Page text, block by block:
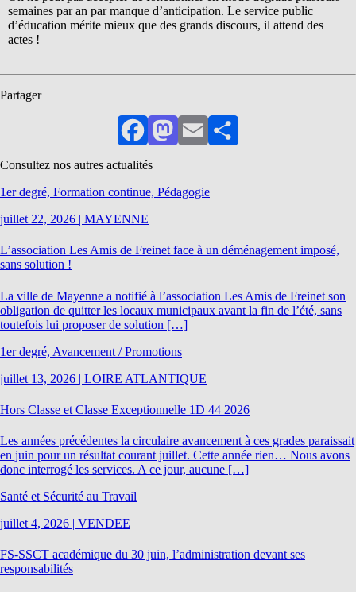
semaines par an par manque d’anticipation. Le service public
d’éducation mérite mieux que des grands discours, il attend des
actes !
Partager
FacebookMastodon
EmailPartager
Consultez nos autres actualités
1er degré, Formation continue, Pédagogie
juillet 22, 2026 | MAYENNE
L’association Les Amis de Freinet face à un déménagement imposé,
sans solution !
La ville de Mayenne a notifié à l’association Les Amis de Freinet son
obligation de quitter les locaux municipaux avant la fin de l’été, sans
toutefois lui proposer de solution […]
1er degré, Avancement / Promotions
juillet 13, 2026 | LOIRE ATLANTIQUE
Hors Classe et Classe Exceptionnelle 1D 44 2026
Les années précédentes la circulaire avancement à ces grades paraissait
en juin pour un résultat courant juillet. Cette année rien… Nous avons
donc interrogé les services. A ce jour, aucune […]
Santé et Sécurité au Travail
juillet 4, 2026 | VENDEE
FS-SSCT académique du 30 juin, l’administration devant ses
responsabilités